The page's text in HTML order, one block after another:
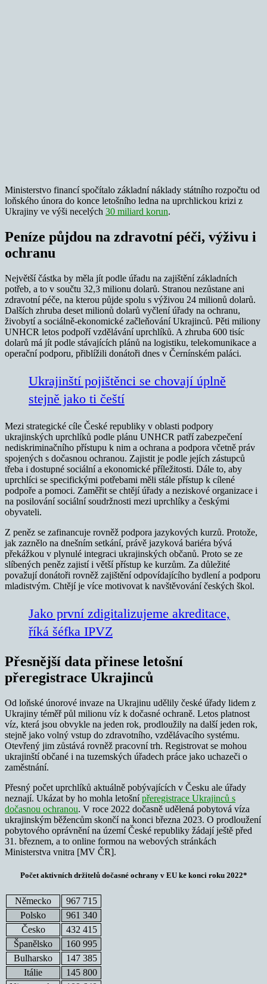
Ministerstvo financí spočítalo základní náklady státního rozpočtu od
loňského února do konce letošního ledna na uprchlickou krizi z
Ukrajiny ve výši necelých 30 miliard korun.
Peníze půjdou na zdravotní péči, výživu i
ochranu
Největší částka by měla jít podle úřadu na zajištění základních
potřeb, a to v součtu 32,3 milionu dolarů. Stranou nezůstane ani
zdravotní péče, na kterou půjde spolu s výživou 24 milionů dolarů.
Dalších zhruba deset milionů dolarů vyčlení úřady na ochranu,
živobytí a sociálně-ekonomické začleňování Ukrajinců. Pěti miliony
UNHCR letos podpoří vzdělávání uprchlíků. A zhruba 600 tisíc
dolarů má jít podle stávajících plánů na logistiku, telekomunikace a
operační podporu, přiblížili donátoři dnes v Černínském paláci.
Ukrajinští pojištěnci se chovají úplně
stejně jako ti čeští
Mezi strategické cíle České republiky v oblasti podpory
ukrajinských uprchlíků podle plánu UNHCR patří zabezpečení
nediskriminačního přístupu k nim a ochrana a podpora včetně práv
spojených s dočasnou ochranou. Zajistit je podle jejích zástupců
třeba i dostupné sociální a ekonomické příležitosti. Dále to, aby
uprchlíci se specifickými potřebami měli stále přístup k cílené
podpoře a pomoci. Zaměřit se chtějí úřady a neziskové organizace i
na posilování sociální soudržnosti mezi uprchlíky a českými
obyvateli.
Z peněz se zafinancuje rovněž podpora jazykových kurzů. Protože,
jak zaznělo na dnešním setkání, právě jazyková bariéra bývá
překážkou v plynulé integraci ukrajinských občanů. Proto se ze
slíbených peněz zajistí i větší přístup ke kurzům. Za důležité
považují donátoři rovněž zajištění odpovídajícího bydlení a podporu
mladistvým. Chtějí je více motivovat k navštěvování českých škol.
Jako první zdigitalizujeme akreditace,
říká šéfka IPVZ
Přesnější data přinese letošní
přeregistrace Ukrajinců
Od loňské únorové invaze na Ukrajinu udělily české úřady lidem z
Ukrajiny téměř půl milionu víz k dočasné ochraně. Letos platnost
víz, která jsou obvykle na jeden rok, prodloužily na další jeden rok,
stejně jako volný vstup do zdravotního, vzdělávacího systému.
Otevřený jim zůstává rovněž pracovní trh. Registrovat se mohou
ukrajinští občané i na tuzemských úřadech práce jako uchazeči o
zaměstnání.
Přesný počet uprchlíků aktuálně pobývajících v Česku ale úřady
neznají. Ukázat by ho mohla letošnípřeregistrace Ukrajinců s
dočasnou ochranou. V roce 2022 dočasně udělená pobytová víza
ukrajinským běžencům skončí na konci března 2023. O prodloužení
pobytového oprávnění na území České republiky žádají ještě před
31. březnem, a to online formou na webových stránkách
Ministerstva vnitra [MV ČR].
Počet aktivních držitelů dočasné ochrany v EU ke konci roku 2022*
Německo
967 715
Polsko
961 340
Česko
432 415
Španělsko
160 995
Bulharsko
147 385
Itálie
145 800